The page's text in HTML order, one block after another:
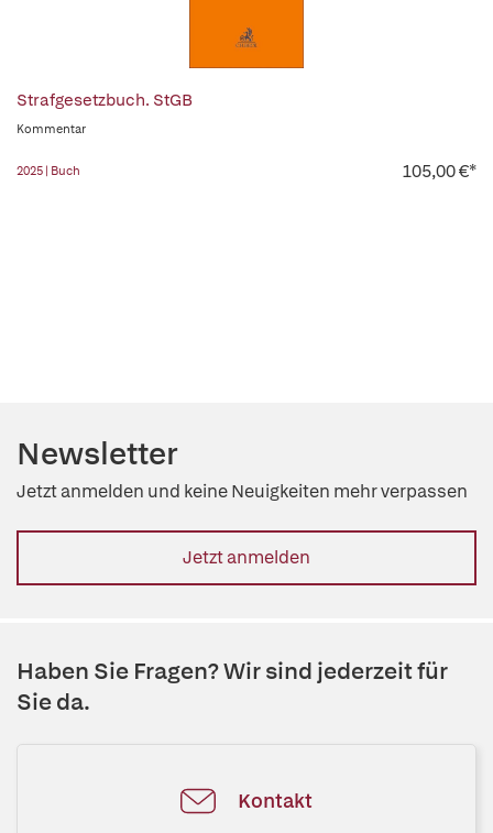
Strafgesetzbuch. StGB
Kommentar
2025 | Buch 105,00 €*
Newsletter
Jetzt anmelden und keine Neuigkeiten mehr verpassen
Jetzt anmelden
Haben Sie Fragen? Wir sind jederzeit für
Sie da.
Kontakt